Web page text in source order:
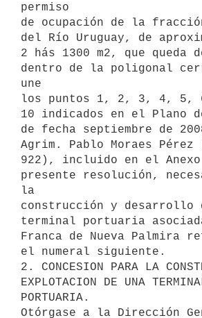
permiso
de ocupación de la
del Río Uruguay, de
2 hás 1300 m2, que queda
dentro de la poligonal
une
los puntos 1, 2, 3, 4, 5,
10 indicados en el Plano
de fecha septiembre de
Agrim. Pablo Moraes
922), incluido en el
presente resolución,
la
construcción y desarrollo
terminal portuaria
Franca de Nueva Palmira
el numeral siguiente.
2. CONCESION PARA LA
EXPLOTACION DE UNA
PORTUARIA.
Otórgase a la Dirección